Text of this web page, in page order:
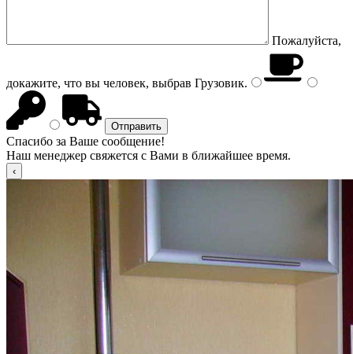
Пожалуйста,
докажите, что вы человек, выбрав Грузовик.
Спасибо за Ваше сообщение!
Наш менеджер свяжется с Вами в ближайшее время.